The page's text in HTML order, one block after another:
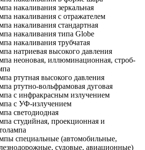
накаливания зеркальная
накаливания с отражателем
накаливания стандартная
накаливания типа Globe
накаливания трубчатая
натриевая высокого давления
неоновая, иллюминационная, строб-
ртутная высокого давления
ртутно-вольфрамовая дуговая
с инфракрасным излучением
с УФ-излучением
светодиодная
студийная, проекционная и
специальные (автомобильные,
судовые, авиационные)